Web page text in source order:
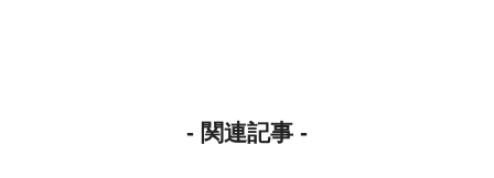
- 関連記事 -